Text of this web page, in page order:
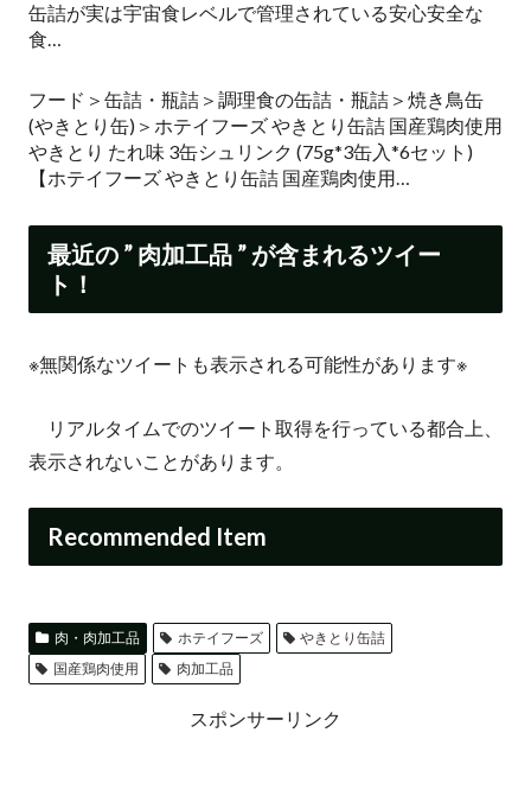
缶詰が実は宇宙食レベルで管理されている安心安全な
食…
フード＞缶詰・瓶詰＞調理食の缶詰・瓶詰＞焼き鳥缶
(やきとり缶)＞ホテイフーズ やきとり缶詰 国産鶏肉使用
やきとり たれ味 3缶シュリンク (75g*3缶入*6セット)
【ホテイフーズ やきとり缶詰 国産鶏肉使用…
最近の ” 肉加工品 ” が含まれるツイー
ト！
※無関係なツイートも表示される可能性があります※
リアルタイムでのツイート取得を行っている都合上、
表示されないことがあります。
Recommended Item
肉・肉加工品 ホテイフーズ
やきとり缶詰
国産鶏肉使用
肉加工品
スポンサーリンク